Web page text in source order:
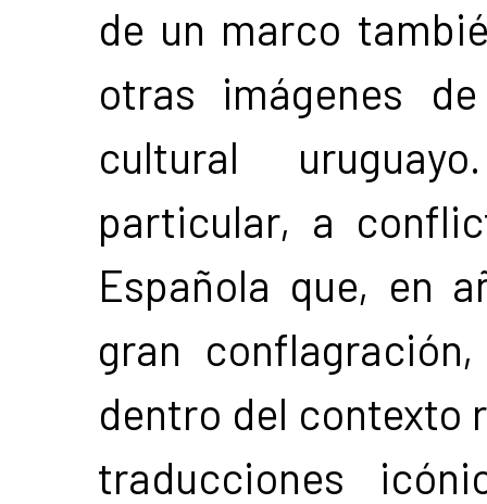
de un marco
otras imágenes
cultural
particular, a
Española que, en
gran
dentro del contexto
traducciones